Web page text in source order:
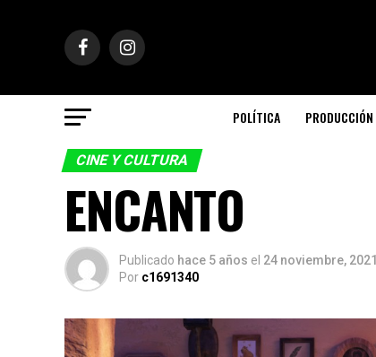
POLÍTICA PRODUCCIÓN
CINE Y CULTURA
ENCANTO
Publicado hace 5 años el 24 noviembre, 2021
Por c1691340